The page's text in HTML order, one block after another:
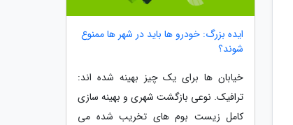
ایده بزرگ: خودرو ها باید در شهر ها ممنوع
شوند؟
خیابان ها برای یک چیز بهینه شده اند:
ترافیک. نوعی بازگشت شهری و بهینه سازی
کامل زیست بوم های تخریب شده می